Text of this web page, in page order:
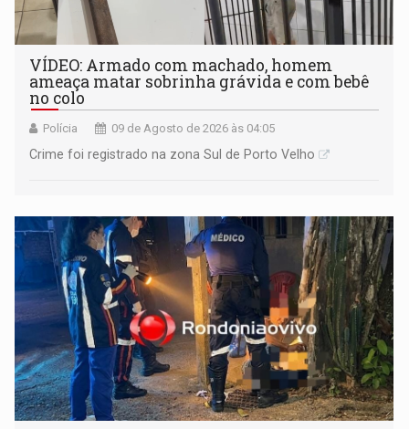
VÍDEO: Armado com machado, homem
ameaça matar sobrinha grávida e com bebê
no colo
Polícia 09 de Agosto de 2026 às 04:05
Crime foi registrado na zona Sul de Porto Velho